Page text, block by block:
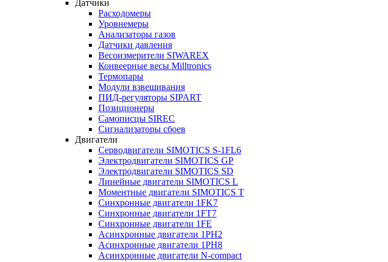
Датчики
Расходомеры
Уровнемеры
Анализаторы газов
Датчики давления
Весоизмерители SIWAREX
Конвеерные весы Milltronics
Термопары
Модули взвешивания
ПИД-регуляторы SIPART
Позиционеры
Самописцы SIREC
Сигнализаторы сбоев
Двигатели
Серводвигатели SIMOTICS S-1FL6
Электродвигатели SIMOTICS GP
Электродвигатели SIMOTICS SD
Линейные двигатели SIMOTICS L
Моментные двигатели SIMOTICS T
Синхронные двигатели 1FK7
Синхронные двигатели 1FT7
Синхронные двигатели 1FE
Асинхронные двигатели 1PH2
Асинхронные двигатели 1PH8
Асинхронные двигатели N-compact